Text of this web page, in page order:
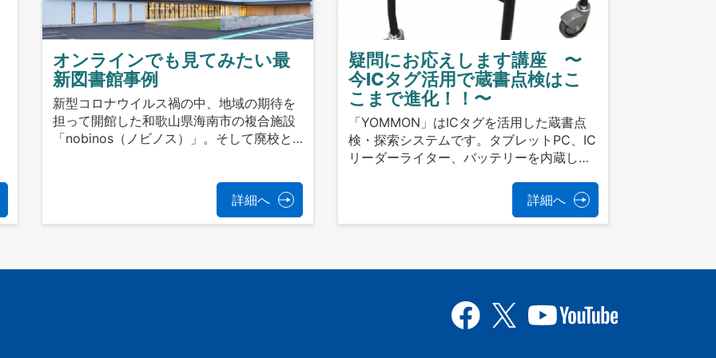
オンラインでも見てみたい最
新図書館事例
新型コロナウイルス禍の中、地域の期待を
担って開館した和歌山県海南市の複合施設
「nobinos（ノビノス）」。そして廃校と…
詳細へ
疑問にお応えします講座 〜
今ICタグ活用で蔵書点検はこ
こまで進化！！〜
「YOMMON」はICタグを活用した蔵書点
検・探索システムです。タブレットPC、IC
リーダーライター、バッテリーを内蔵し…
詳細へ